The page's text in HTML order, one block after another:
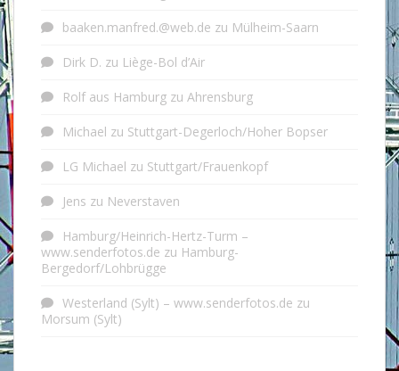
baaken.manfred.@web.de zu Mülheim-Saarn
Dirk D. zu Liège-Bol d’Air
Rolf aus Hamburg zu Ahrensburg
Michael zu Stuttgart-Degerloch/Hoher Bopser
LG Michael zu Stuttgart/Frauenkopf
Jens zu Neverstaven
Hamburg/Heinrich-Hertz-Turm –
www.senderfotos.de zu Hamburg-
Bergedorf/Lohbrügge
Westerland (Sylt) – www.senderfotos.de zu
Morsum (Sylt)